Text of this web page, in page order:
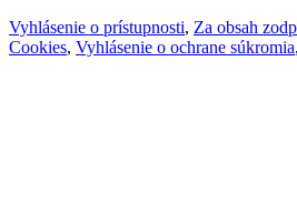
Vyhlásenie o prístupnosti, Za obsah
Cookies, Vyhlásenie o ochrane súkromia,